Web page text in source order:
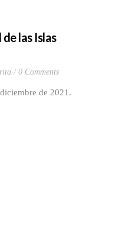
las Islas
0 Comments
de 2021.